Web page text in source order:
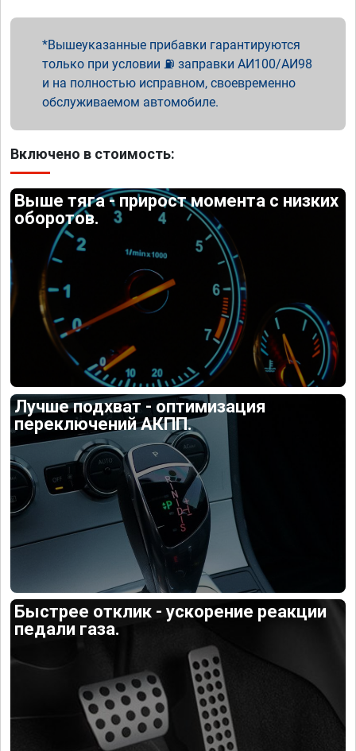
Вышеуказанные прибавки гарантируются
только при условии ⛽ заправки АИ100/АИ98
и на полностью исправном, своевременно
обслуживаемом автомобиле.
Включено в стоимость:
Выше тяга - прирост момента с низких
оборотов.
Лучше подхват - оптимизация
переключений АКПП.
Быстрее отклик - ускорение реакции
педали газа.